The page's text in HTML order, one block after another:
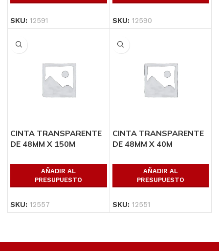
SKU: 12591 SKU: 12590
CINTA TRANSPARENTE
DE 48MM X 150M
AÑADIR AL
PRESUPUESTO
SKU: 12557
CINTA TRANSPARENTE
DE 48MM X 40M
AÑADIR AL
PRESUPUESTO
SKU: 12551